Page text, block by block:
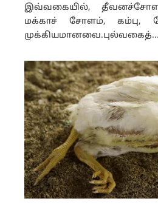
இவ்வகையில்,
மக்காச் சோளம், கம்பு,
முக்கியமானவை.புல்வகைத்...